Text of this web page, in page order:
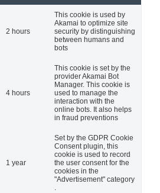
2 hours
This cookie is used by
Akamai to optimize site
security by distinguishing
between humans and
bots
4 hours
This cookie is set by the
provider Akamai Bot
Manager. This cookie is
used to manage the
interaction with the
online bots. It also helps
in fraud preventions
1 year
Set by the GDPR Cookie
Consent plugin, this
cookie is used to record
the user consent for the
cookies in the
"Advertisement" category
.